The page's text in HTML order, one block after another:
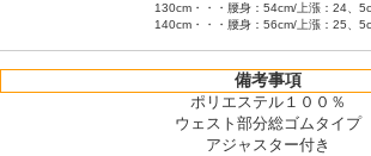
130cm・・・腰身：54cm/上漲：24、
140cm・・・腰身：56cm/上漲：25、
備考事項
ポリエステル１００％
ウェスト部分総ゴムタイプ
アジャスター付き